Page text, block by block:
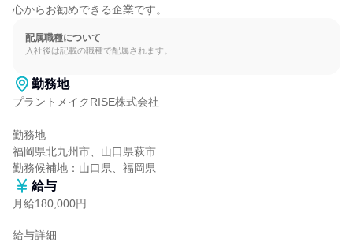
心からお勧めできる企業です。
配属職種について
入社後は記載の職種で配属されます。
勤務地
プラントメイクRISE株式会社
勤務地
福岡県北九州市、山口県萩市
勤務候補地：山口県、福岡県
給与
月給180,000円
給与詳細